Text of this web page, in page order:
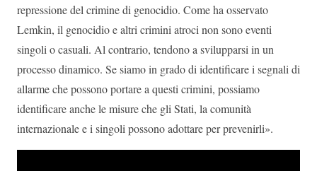
repressione del crimine di genocidio. Come ha osservato
Lemkin, il genocidio e altri crimini atroci non sono eventi
singoli o casuali. Al contrario, tendono a svilupparsi in un
processo dinamico. Se siamo in grado di identificare i segnali di
allarme che possono portare a questi crimini, possiamo
identificare anche le misure che gli Stati, la comunità
internazionale e i singoli possono adottare per prevenirli».